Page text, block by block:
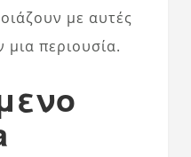
με αυτές
μια περιουσία.